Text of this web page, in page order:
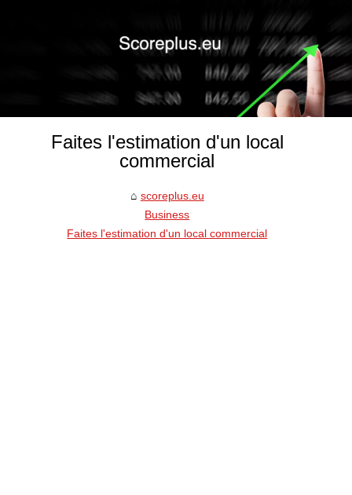
Faites l'estimation d'un local
commercial
scoreplus.eu
Business
Faites l'estimation d'un local commercial